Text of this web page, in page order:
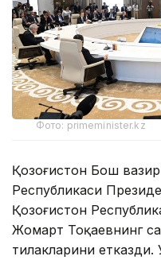
Фото: primeminister.kz
Қозоғистон Бош
Республикаси
Қозоғистон
Жомарт Тоқаевнинг
тилакларини